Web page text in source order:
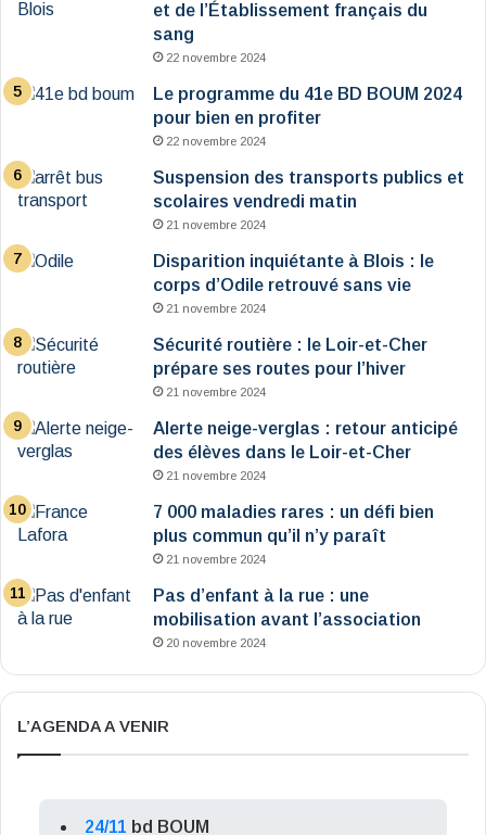
et de l’Établissement français du
sang
22 novembre 2024
Le programme du 41e BD BOUM 2024
pour bien en profiter
22 novembre 2024
Suspension des transports publics et
scolaires vendredi matin
21 novembre 2024
Disparition inquiétante à Blois : le
corps d’Odile retrouvé sans vie
21 novembre 2024
Sécurité routière : le Loir-et-Cher
prépare ses routes pour l’hiver
21 novembre 2024
Alerte neige-verglas : retour anticipé
des élèves dans le Loir-et-Cher
21 novembre 2024
7 000 maladies rares : un défi bien
plus commun qu’il n’y paraît
21 novembre 2024
Pas d’enfant à la rue : une
mobilisation avant l’association
20 novembre 2024
L’AGENDA A VENIR
24/11 bd BOUM